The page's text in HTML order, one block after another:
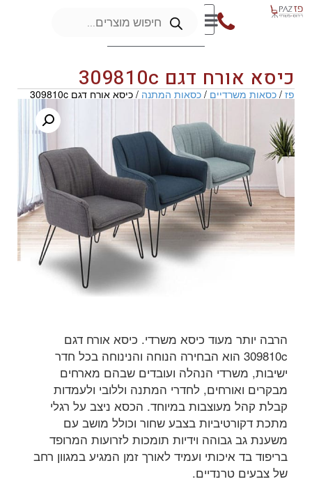
כיסא אורח דגם 309810c
פז/כסאות משרדיים/כסאות המתנה/ כיסא אורח דגם 309810c
הרבה יותר מעוד כיסא משרדי. כיסא אורח דגם
309810c הוא הבחירה הנוחה והנינוחה בכל חדר
ישיבות, משרדי הנהלה ועובדים שבהם מארחים
מבקרים ואורחים, לחדרי המתנה וללובי ולעמדות
קבלת קהל מעוצבות במיוחד. הכסא ניצב על רגלי
מתכת דקורטיביות בצבע שחור וכולל מושב עם
משענת גב גבוהה וידיות תומכות לזרועות המרופד
בריפוד בד איכותי ועמיד לאורך זמן המגיע במגוון רחב
של צבעים טרנדיים.